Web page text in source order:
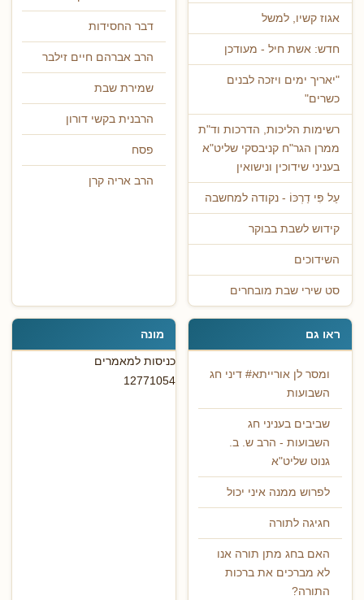
אגוז קשיו, למשל
חדש: אשת חיל - מעודכן
"יאריך ימים ויזכה לבנים
כשרים"
רשימות הליכות, הדרכות וד"ת
ממרן הגר"ח קניבסקי שליט"א
בעניני שידוכין ונישואין
עַל פִּי דַרְכּוֹ - נקודה למחשבה
קידוש לשבת בבוקר
השידוכים
סט שירי שבת מובחרים
דבר החסידות
הרב אברהם חיים זילבר
שמירת שבת
הרבנית בקשי דורון
פסח
הרב אריה קרן
ראו גם
ומסר לן אורייתא# דיני חג
השבועות
שביבים בעניני חג
השבועות - הרב ש. ב.
גנוט שליט"א
לפרוש ממנה איני יכול
חגיגה לתורה
האם בחג מתן תורה אנו
לא מברכים את ברכות
התורה?
מונה
כניסות למאמרים
12771054